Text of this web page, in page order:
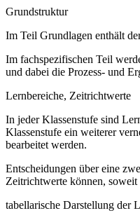
Grundstruktur
Im Teil Grundlagen enthält
Im fachspezifischen Teil
und dabei die Prozess- und
Lernbereiche, Zeitrichtwerte
In jeder Klassenstufe sind
Klassenstufe ein weiterer
bearbeitet werden.
Entscheidungen über eine
Zeitrichtwerte können,
tabellarische Darstellung der